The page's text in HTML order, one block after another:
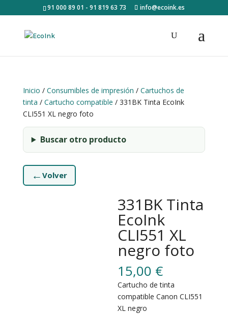
91 000 89 01 - 91 819 63 73 info@ecoink.es
Inicio / Consumibles de impresión / Cartuchos de
tinta / Cartucho compatible / 331BK Tinta EcoInk
CLI551 XL negro foto
Buscar otro producto
← Volver
331BK Tinta
EcoInk
CLI551 XL
negro foto
15,00 €
Cartucho de tinta
compatible Canon CLI551
XL negro